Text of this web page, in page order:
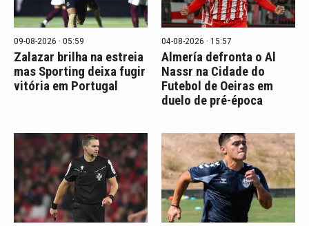
09-08-2026 · 05:59
Zalazar brilha na estreia
mas Sporting deixa fugir
vitória em Portugal
04-08-2026 · 15:57
Almería defronta o Al
Nassr na Cidade do
Futebol de Oeiras em
duelo de pré-época